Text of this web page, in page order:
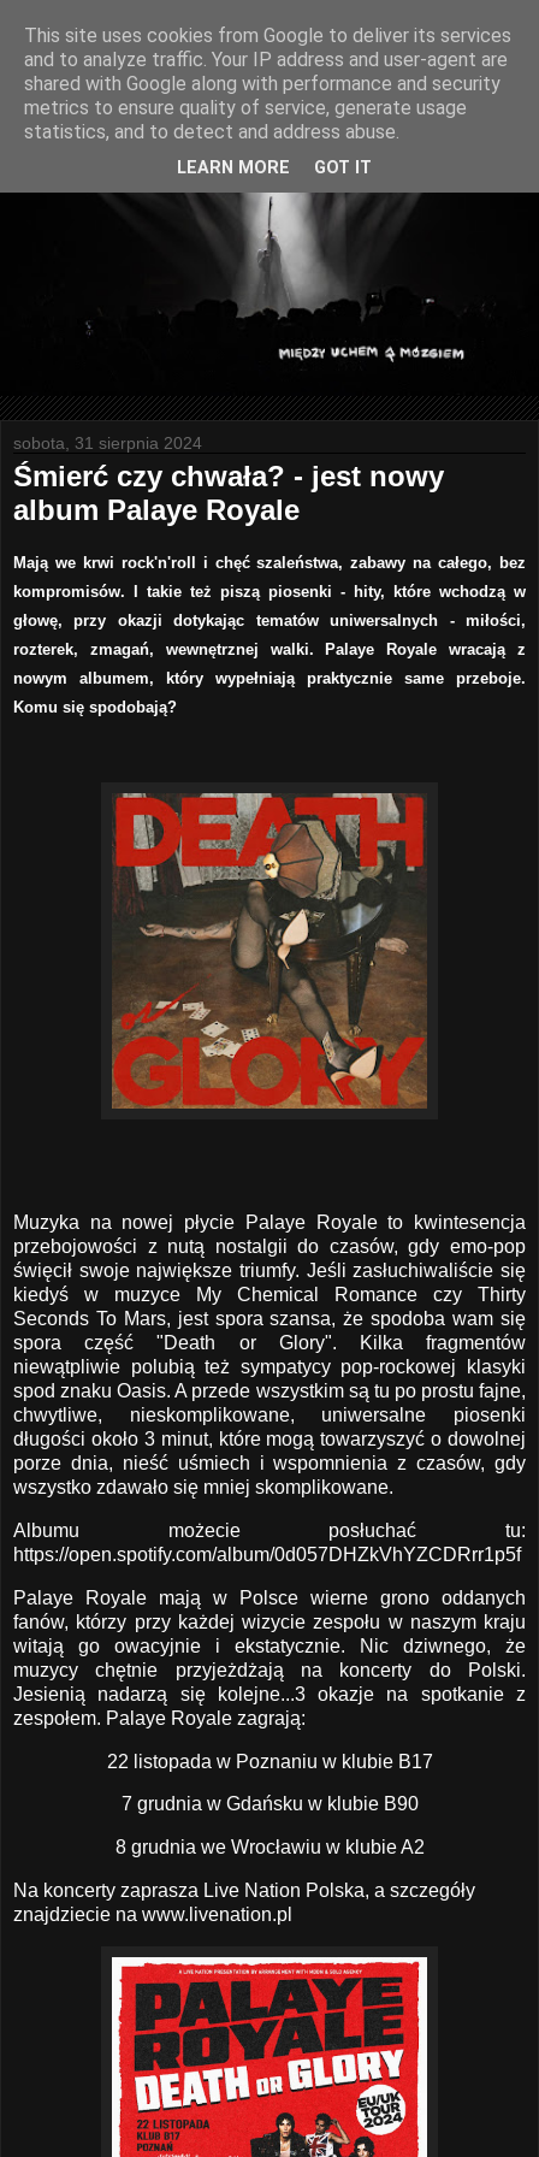
sobota, 31 sierpnia 2024
Śmierć czy chwała? - jest nowy
album Palaye Royale
Mają we krwi rock'n'roll i chęć szaleństwa, zabawy na całego, bez
kompromisów. I takie też piszą piosenki - hity, które wchodzą w
głowę, przy okazji dotykając tematów uniwersalnych - miłości,
rozterek, zmagań, wewnętrznej walki. Palaye Royale wracają z
nowym albumem, który wypełniają praktycznie same przeboje.
Komu się spodobają?
Muzyka na nowej płycie Palaye Royale to kwintesencja
przebojowości z nutą nostalgii do czasów, gdy emo-pop
święcił swoje największe triumfy. Jeśli zasłuchiwaliście się
kiedyś w muzyce My Chemical Romance czy Thirty
Seconds To Mars, jest spora szansa, że spodoba wam się
spora część "Death or Glory". Kilka fragmentów
niewątpliwie polubią też sympatycy pop-rockowej klasyki
spod znaku Oasis. A przede wszystkim są tu po prostu fajne,
chwytliwe, nieskomplikowane, uniwersalne piosenki
długości około 3 minut, które mogą towarzyszyć o dowolnej
porze dnia, nieść uśmiech i wspomnienia z czasów, gdy
wszystko zdawało się mniej skomplikowane.
Albumu możecie posłuchać tu:
https://open.spotify.com/album/0d057DHZkVhYZCDRrr1p5f
Palaye Royale mają w Polsce wierne grono oddanych
fanów, którzy przy każdej wizycie zespołu w naszym kraju
witają go owacyjnie i ekstatycznie. Nic dziwnego, że
muzycy chętnie przyjeżdżają na koncerty do Polski.
Jesienią nadarzą się kolejne...3 okazje na spotkanie z
zespołem. Palaye Royale zagrają:
22 listopada w Poznaniu w klubie B17
7 grudnia w Gdańsku w klubie B90
8 grudnia we Wrocławiu w klubie A2
Na koncerty zaprasza Live Nation Polska, a szczegóły
znajdziecie na www.livenation.pl
This site uses cookies from Google to deliver its services
and to analyze traffic. Your IP address and user-agent are
shared with Google along with performance and security
metrics to ensure quality of service, generate usage
statistics, and to detect and address abuse.
LEARN MORE GOT IT